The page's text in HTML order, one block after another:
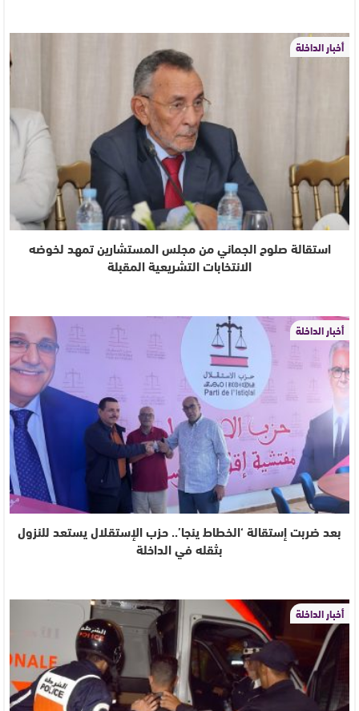
أخبار الداخلة
استقالة صلوح الجماني من مجلس المستشارين تمهد لخوضه
الانتخابات التشريعية المقبلة
أخبار الداخلة
بعد ضربت إستقالة ‘الخطاط ينجا’.. حزب الإستقلال يستعد للنزول
بثقله في الداخلة
أخبار الداخلة